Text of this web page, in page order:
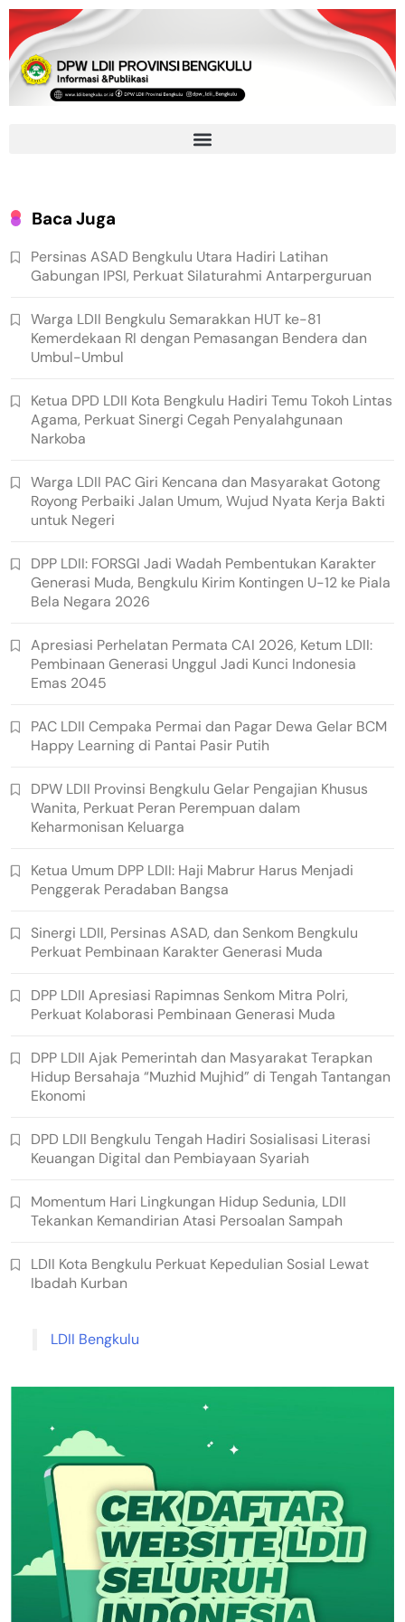
Baca Juga
Persinas ASAD Bengkulu Utara Hadiri Latihan
Gabungan IPSI, Perkuat Silaturahmi Antarperguruan
Warga LDII Bengkulu Semarakkan HUT ke-81
Kemerdekaan RI dengan Pemasangan Bendera dan
Umbul-Umbul
Ketua DPD LDII Kota Bengkulu Hadiri Temu Tokoh Lintas
Agama, Perkuat Sinergi Cegah Penyalahgunaan
Narkoba
Warga LDII PAC Giri Kencana dan Masyarakat Gotong
Royong Perbaiki Jalan Umum, Wujud Nyata Kerja Bakti
untuk Negeri
DPP LDII: FORSGI Jadi Wadah Pembentukan Karakter
Generasi Muda, Bengkulu Kirim Kontingen U-12 ke Piala
Bela Negara 2026
Apresiasi Perhelatan Permata CAI 2026, Ketum LDII:
Pembinaan Generasi Unggul Jadi Kunci Indonesia
Emas 2045
PAC LDII Cempaka Permai dan Pagar Dewa Gelar BCM
Happy Learning di Pantai Pasir Putih
DPW LDII Provinsi Bengkulu Gelar Pengajian Khusus
Wanita, Perkuat Peran Perempuan dalam
Keharmonisan Keluarga
Ketua Umum DPP LDII: Haji Mabrur Harus Menjadi
Penggerak Peradaban Bangsa
Sinergi LDII, Persinas ASAD, dan Senkom Bengkulu
Perkuat Pembinaan Karakter Generasi Muda
DPP LDII Apresiasi Rapimnas Senkom Mitra Polri,
Perkuat Kolaborasi Pembinaan Generasi Muda
DPP LDII Ajak Pemerintah dan Masyarakat Terapkan
Hidup Bersahaja “Muzhid Mujhid” di Tengah Tantangan
Ekonomi
DPD LDII Bengkulu Tengah Hadiri Sosialisasi Literasi
Keuangan Digital dan Pembiayaan Syariah
Momentum Hari Lingkungan Hidup Sedunia, LDII
Tekankan Kemandirian Atasi Persoalan Sampah
LDII Kota Bengkulu Perkuat Kepedulian Sosial Lewat
Ibadah Kurban
LDII Bengkulu